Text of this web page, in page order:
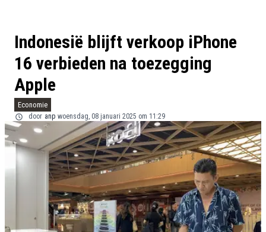
Indonesië blijft verkoop iPhone
16 verbieden na toezegging
Apple
Economie
door anp woensdag, 08 januari 2025 om 11:29